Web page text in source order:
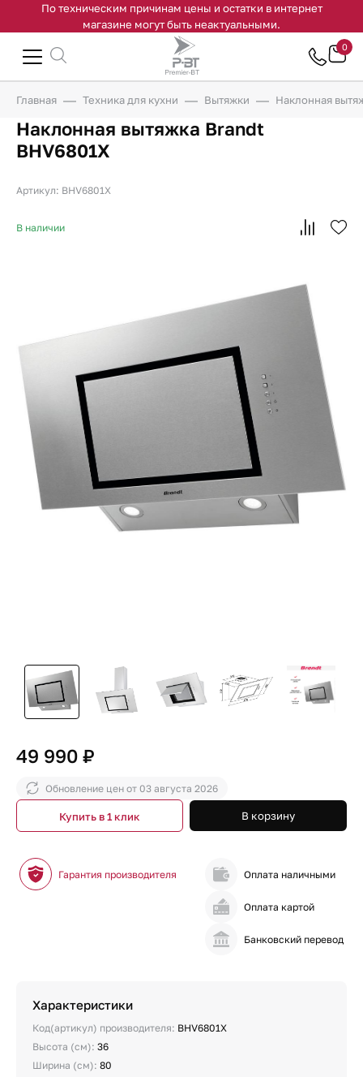
По техническим причинам цены и остатки в интернет
магазине могут быть неактуальными.
0
Главная Техника для кухни Вытяжки Наклонная
Наклонная вытяжка Brandt
BHV6801X
Артикул: BHV6801X
В наличии
49 990 ₽
Обновление цен от 03 августа 2026
В корзину
Купить в 1 клик
Гарантия производителя Оплата наличными
Оплата картой
Банковский перевод
Характеристики
Код(артикул) производителя: BHV6801X
Высота (см): 36
Ширина (см): 80